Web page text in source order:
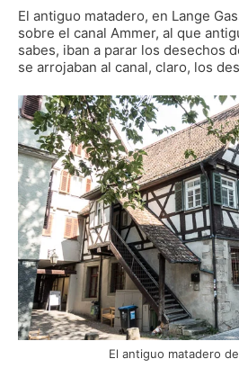
El antiguo matadero, en Lange
sobre el canal Ammer, al que
sabes, iban a parar los desechos
se arrojaban al canal, claro, los
El antiguo matadero